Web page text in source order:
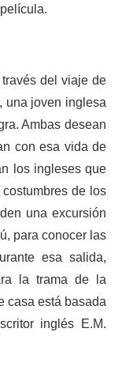
del viaje de
una joven inglesa
Ambas desean
con esa vida de
los ingleses que
de los
una excursión
para conocer las
esa salida,
la trama de la
casa está basada
inglés E.M.